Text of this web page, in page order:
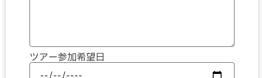
ツアー参加希望日